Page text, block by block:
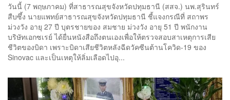
วันนี้ (7 พฤษภาคม) ที่สาธารณสุขจังหวัดปทุมธานี (สสจ.) นพ.สุรินทร์
สืบซึ้ง นายแพทย์สาธารณสุขจังหวัดปทุมธานี ชี้แจงกรณีที่ สถาพร
ม่วงวัง อายุ 27 ปี บุตรชายของ สมชาย ม่วงวัง อายุ 51 ปี พนักงาน
บริษัทเอกซเรย์ ได้ยื่นหนังสือถึงตนเองเพื่อให้ตรวจสอบสาเหตุการเสีย
ชีวิตของบิดา เพราะบิดาเสียชีวิตหลังฉีดวัคซีนต้านโควิด-19 ของ
Sinovac และเป็นเหตุให้ลิ่มเลือดไปอุ...